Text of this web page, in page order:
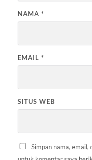
NAMA *
EMAIL *
SITUS WEB
Simpan nama, email,